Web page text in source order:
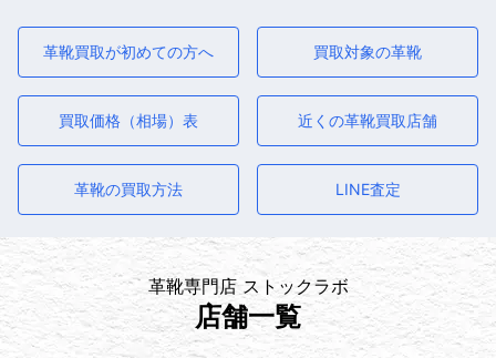
革靴買取が初めての方へ 買取対象の革靴
買取価格（相場）表 近くの革靴買取店舗
革靴の買取方法 LINE査定
革靴専門店 ストックラボ
店舗一覧